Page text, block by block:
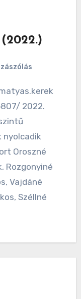
2022.
nyolcadik
Oroszné
Rozgonyiné
Vajdáné
Széllné